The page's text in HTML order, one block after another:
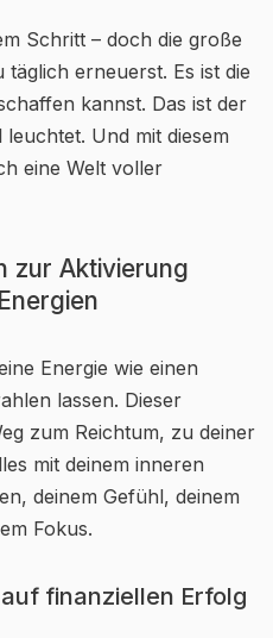
Schritt – doch die große
täglich erneuerst. Es ist die
kannst. Das ist der
Und mit diesem
eine Welt voller
zur Aktivierung
Energie wie einen
lassen. Dieser
zum Reichtum, zu deiner
mit deinem inneren
deinem Gefühl, deinem
Fokus.
finanziellen Erfolg